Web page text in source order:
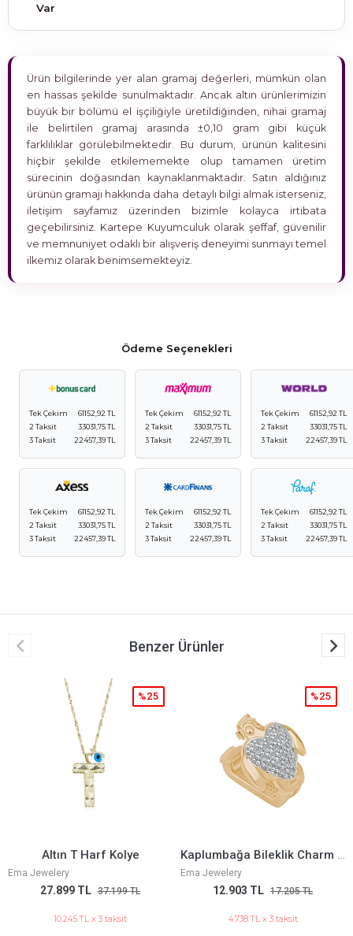
Var
Ürün bilgilerinde yer alan gramaj değerleri, mümkün olan
en hassas şekilde sunulmaktadır. Ancak altın ürünlerimizin
büyük bir bölümü el işçiliğiyle üretildiğinden, nihai gramaj
ile belirtilen gramaj arasında ±0,10 gram gibi küçük
farklılıklar görülebilmektedir. Bu durum, ürünün kalitesini
hiçbir şekilde etkilememekte olup tamamen üretim
sürecinin doğasından kaynaklanmaktadır. Satın aldığınız
ürünün gramajı hakkında daha detaylı bilgi almak isterseniz,
iletişim sayfamız üzerinden bizimle kolayca irtibata
geçebilirsiniz. Kartepe Kuyumculuk olarak şeffaf, güvenilir
ve memnuniyet odaklı bir alışveriş deneyimi sunmayı temel
ilkemiz olarak benimsemekteyiz.
Ödeme Seçenekleri
Tek Çekim
61152,92 TL
2 Taksit
33031,75 TL
3 Taksit
22457,39 TL
Tek Çekim
61152,92 TL
2 Taksit
33031,75 TL
3 Taksit
22457,39 TL
Tek Çekim
61152,92 TL
2 Taksit
33031,75 TL
3 Taksit
22457,39 TL
Tek Çekim
61152,92 TL
2 Taksit
33031,75 TL
3 Taksit
22457,39 TL
Tek Çekim
61152,92 TL
2 Taksit
33031,75 TL
3 Taksit
22457,39 TL
Tek Çekim
61152,92 TL
2 Taksit
33031,75 TL
3 Taksit
22457,39 TL
Benzer Ürünler
Kaplumbağa Bileklik Charm 9Mm
Ema Jewelery
12.903 TL 17.205 TL
%25
4.738 TL x 3 taksit
Beyaz Mineli Tektaş
Ema Jewelery
36.269 TL 48.359 TL
%25
13.319 TL x 3 taksit